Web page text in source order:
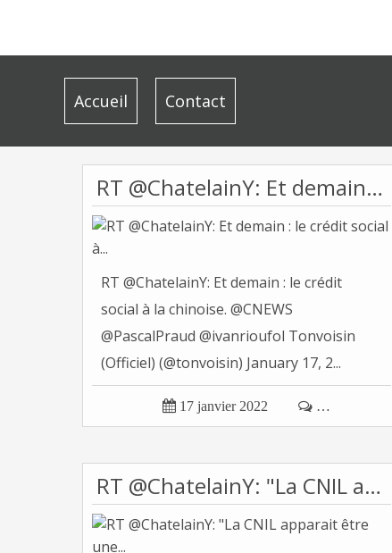
Accueil Contact
RT @ChatelainY: Et demain : le crédit social à...
RT @ChatelainY: Et demain : le crédit
social à la chinoise. @CNEWS
@PascalPraud @ivanrioufol Tonvoisin
(Officiel) (@tonvoisin) January 17, 2...
 17 janvier 2022  …
RT @ChatelainY: "La CNIL apparait être une...